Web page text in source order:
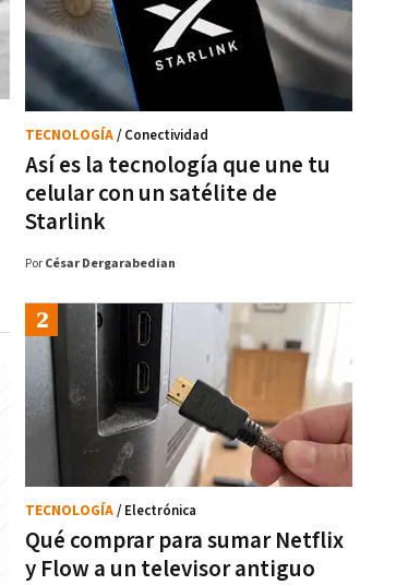
Así es la tecnología que une tu
celular con un satélite de
Starlink
TECNOLOGÍA/ Conectividad
Por César Dergarabedian
Qué comprar para sumar Netflix
y Flow a un televisor antiguo
TECNOLOGÍA/ Electrónica